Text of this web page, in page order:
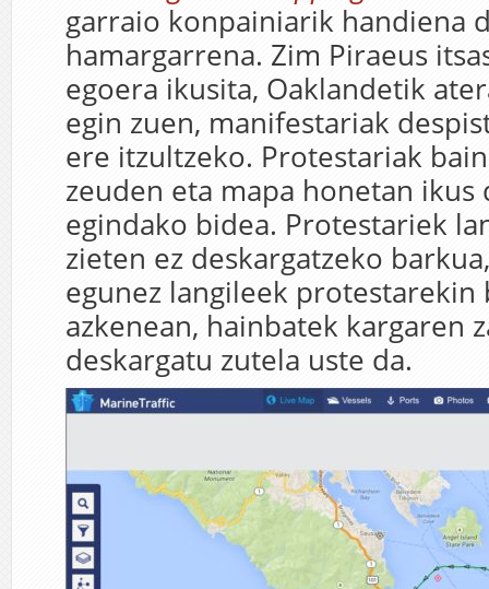
garraio konpainiarik handiena
hamargarrena. Zim Piraeus
egoera ikusita, Oaklandetik
egin zuen, manifestariak
ere itzultzeko. Protestariak
zeuden eta mapa honetan ikus
egindako bidea. Protestariek
zieten ez deskargatzeko
egunez langileek protestarekin
azkenean, hainbatek kargaren
deskargatu zutela uste da.